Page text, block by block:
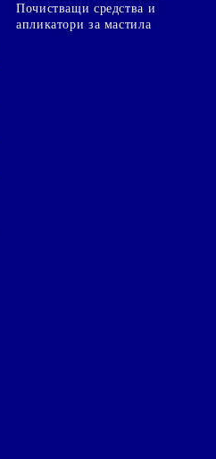
Почистващи средства и
апликатори за мастила